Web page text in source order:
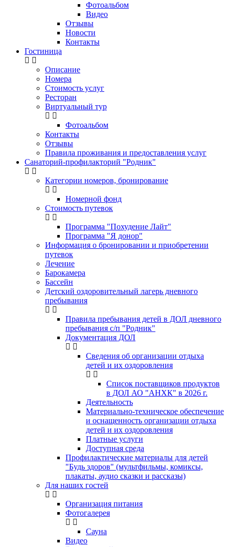
Фотоальбом
Видео
Отзывы
Новости
Контакты
Гостиница
Описание
Номера
Стоимость услуг
Ресторан
Виртуальный тур
Фотоальбом
Контакты
Отзывы
Правила проживания и предоставления услуг
Санаторий-профилакторий "Родник"
Категории номеров, бронирование
Номерной фонд
Стоимость путевок
Программа "Похудение Лайт"
Программа "Я донор"
Информация о бронировании и приобретении
путевок
Лечение
Барокамера
Бассейн
Детский оздоровительный лагерь дневного
пребывания
Правила пребывания детей в ДОЛ дневного
пребывания с/п "Родник"
Документация ДОЛ
Сведения об организации отдыха
детей и их оздоровления
Список поставщиков продуктов
в ДОЛ АО "АНХК" в 2026 г.
Деятельность
Материально-техническое обеспечение
и оснащенность организации отдыха
детей и их оздоровления
Платные услуги
Доступная среда
Профилактические материалы для детей
"Будь здоров" (мультфильмы, комиксы,
плакаты, аудио сказки и рассказы)
Для наших гостей
Организация питания
Фотогалерея
Сауна
Видео